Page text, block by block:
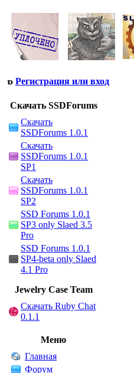
Регистрация или вход
Скачать SSDForums
Скачать
SSDForums 1.0.1
Скачать
SSDForums 1.0.1
SP1
Скачать
SSDForums 1.0.1
SP2
SSD Forums 1.0.1
SP3 only Slaed 3.5
Pro
SSD Forums 1.0.1
SP4-beta only Slaed
4.1 Pro
Jewelry Сase Team
Скачать Ruby Chat
0.1.1
Меню
Главная
Форум